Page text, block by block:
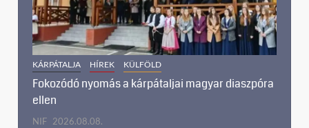
KÁRPÁTALJA HÍREK KÜLFÖLD
Fokozódó nyomás a kárpátaljai magyar diaszpóra
ellen
NIF 2026.08.08.